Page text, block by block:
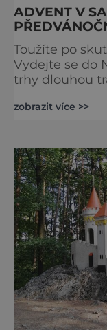
ADVENT V
Toužíte po
Vydejte se do
trhy dlouhou
českým
S
drážďanské
přetahují o
zobrazit více >>